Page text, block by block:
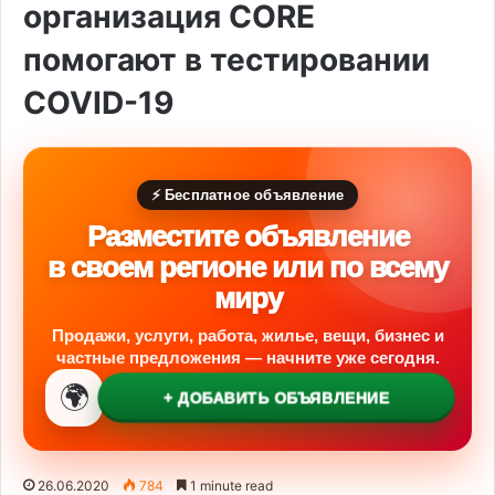
организация CORE
помогают в тестировании
COVID-19
⚡ Бесплатное объявление
Разместите объявление
в своем регионе или по всему
миру
Продажи, услуги, работа, жилье, вещи, бизнес и
частные предложения — начните уже сегодня.
🌍 + ДОБАВИТЬ ОБЪЯВЛЕНИЕ
26.06.2020 784 1 minute read